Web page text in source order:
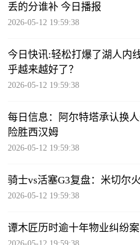
丢的分谁补 今日播报
2026-05-12 19:59:38
今日快讯:轻松打爆了湖人内
乎越来越好了？
2026-05-12 19:59:38
每日信息：阿尔特塔承认换
险胜西汉姆
2026-05-12 19:59:38
骑士vs活塞G3复盘：米切尔
2026-05-12 19:59:38
谭木匠历时逾十年物业纠纷
2026-05-12 19:59:38